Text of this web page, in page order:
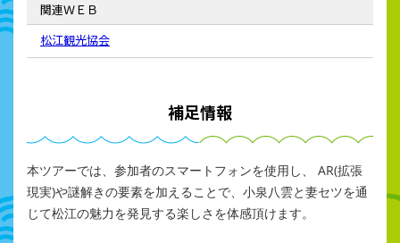
関連ＷＥＢ
松江観光協会
補足情報
本ツアーでは、参加者のスマートフォンを使用し、 AR(拡張
現実)や謎解きの要素を加えることで、小泉八雲と妻セツを通
じて松江の魅力を発見する楽しさを体感頂けます。